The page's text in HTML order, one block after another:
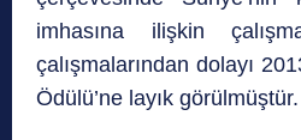
imhasına ilişkin
çalışmalarından dolayı
Ödülü’ne layık görülmüştür.